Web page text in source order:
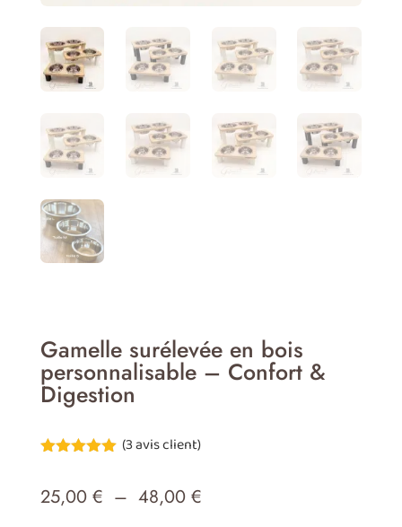
Gamelle surélevée en bois
personnalisable – Confort &
Digestion
basé sur
notations
(3avis client)
25,00 € – 48,00 €Plage